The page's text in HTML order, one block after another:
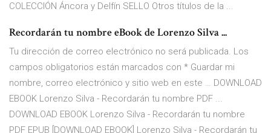
COLECCIÓN Áncora y Delfín SELLO Otros títulos de la ...
Recordarán tu nombre eBook de Lorenzo Silva ...
Tu dirección de correo electrónico no será publicada. Los
campos obligatorios están marcados con * Guardar mi
nombre, correo electrónico y sitio web en este … DOWNLOAD
EBOOK Lorenzo Silva - Recordarán tu nombre PDF ...
DOWNLOAD EBOOK Lorenzo Silva - Recordarán tu nombre
PDF EPUB [DOWNLOAD EBOOK] Lorenzo Silva - Recordarán tu